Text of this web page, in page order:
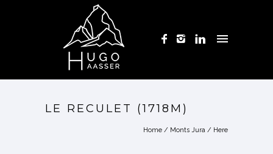
LE RECULET (1718M)
Home / Monts Jura / Here